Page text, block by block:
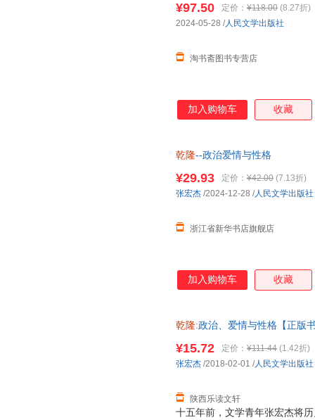
历史也插前卫，有时候，前卫
导演 孟京辉 历史在张宏杰笔下
¥97.50 定价： ¥118.00 (8.27折)
淘书斋图书专营店
2024-05-28 /人民文学出版社
加入购物车 收藏
乾隆--政治爱情与性格
¥29.93 定价： ¥42.00 (7.13折)
浙江省新华书店旗舰店
张宏杰 /2024-12-28 /人民文学出版社
加入购物车 收藏
乾隆:政治、爱情与性格【正版
十五年前，文学青年张宏杰将
¥15.72 定价： ¥111.44 (1.42折)
陕西乐读文轩
张宏杰 /2018-02-01 /人民文学出版社